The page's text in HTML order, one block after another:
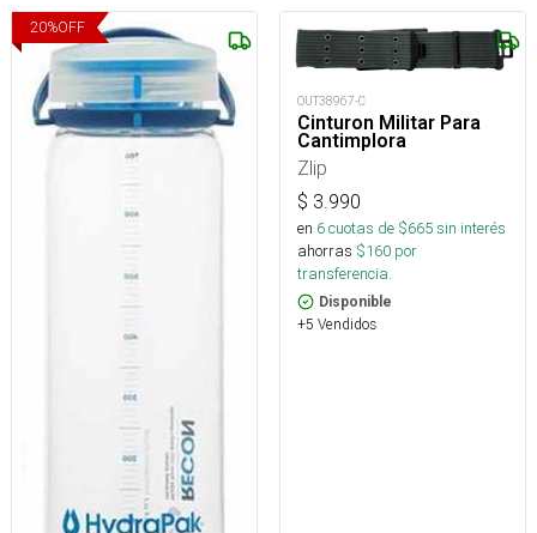
20%OFF
OUT38967-C
Cinturon Militar Para
Cantimplora
Zlip
$ 3.990
en 6cuotas de $665sin interés
ahorras $160 por
transferencia.
Disponible
+5 Vendidos